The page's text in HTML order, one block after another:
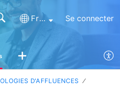
Français (France) Se connecter
D'AFFLUENCES